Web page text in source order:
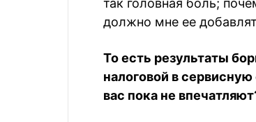
так головная боль;
должно мне ее
То есть результаты
налоговой в
вас пока не